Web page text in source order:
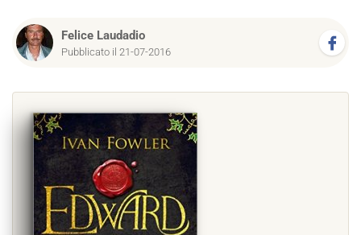
Felice Laudadio
Pubblicato il 21-07-2016